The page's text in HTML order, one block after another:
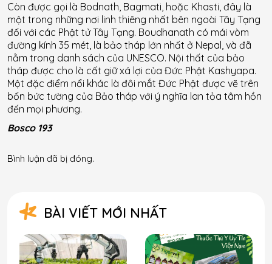
Còn được gọi là Bodnath, Bagmati, hoặc Khasti, đây là
một trong những nơi linh thiêng nhất bên ngoài Tây Tạng
đối với các Phật tử Tây Tạng. Boudhanath có mái vòm
đường kính 35 mét, là bảo tháp lớn nhất ở Nepal, và đã
nằm trong danh sách của UNESCO. Nội thất của bảo
tháp được cho là cất giữ xá lợi của Đức Phật Kashyapa.
Một đặc điểm nổi khác là đôi mắt Đức Phật được vẽ trên
bốn bức tường của Bảo tháp với ý nghĩa lan tỏa tâm hồn
đến mọi phương.
Bosco 193
Bình luận đã bị đóng.
BÀI VIẾT MỚI NHẤT